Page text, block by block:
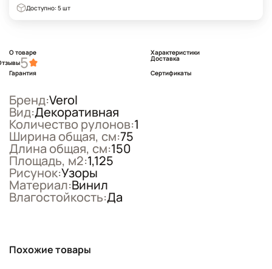
Доступно: 5 шт
О товаре
Характеристики
5
Доставка
Гарантия
Сертификаты
Бренд:Verol
Вид:Декоративная
Количество рулонов:1
Ширина общая, см:75
Длина общая, см:150
Площадь, м2:1,125
Рисунок:Узоры
Материал:Винил
Влагостойкость:Да
Похожие товары